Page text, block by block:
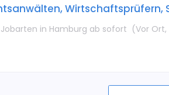
in Hamburg ab sofort (Vor Ort,